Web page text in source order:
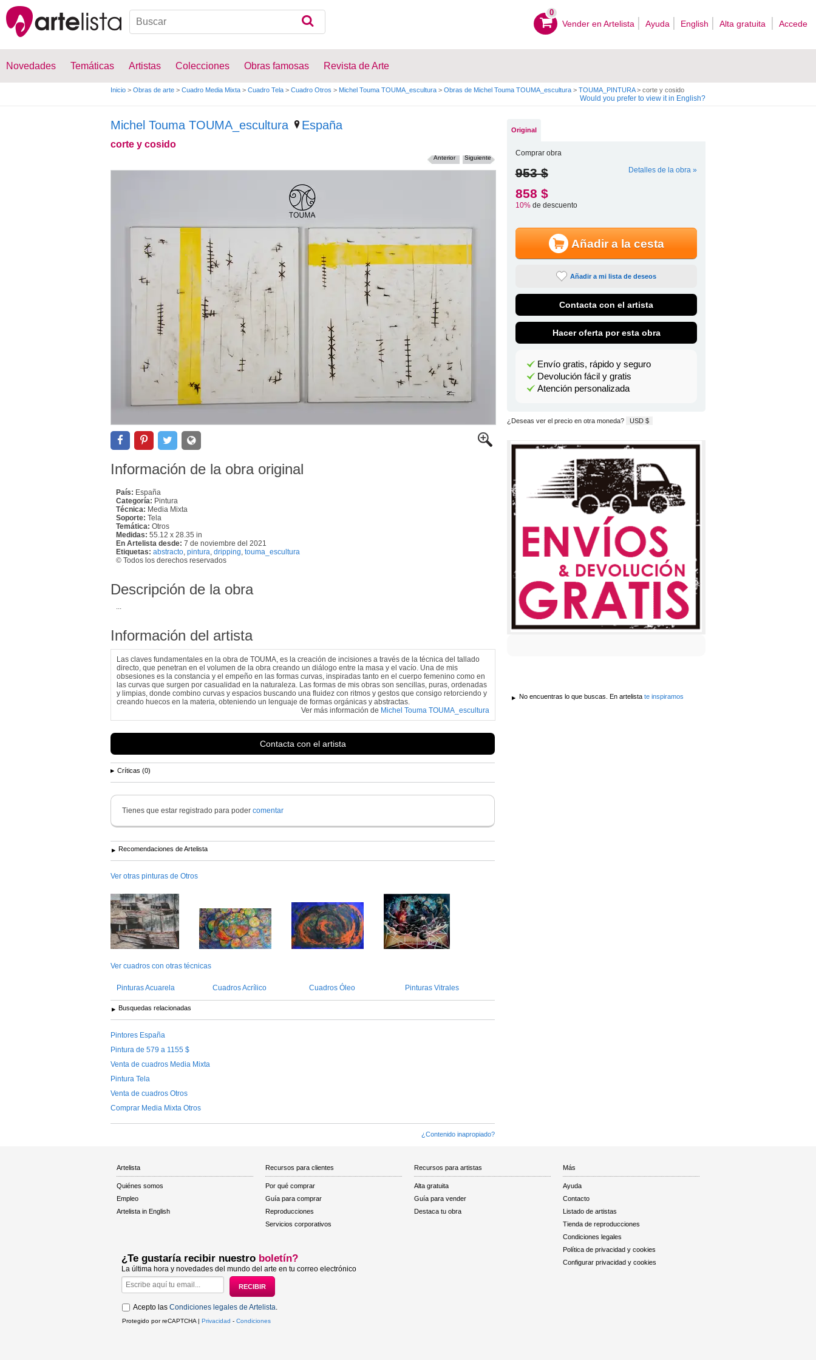
0
Vender en Artelista Ayuda English Alta gratuita Accede
Novedades Temáticas Artistas Colecciones Obras famosas Revista de Arte
Inicio > Obras de arte > Cuadro Media Mixta > Cuadro Tela > Cuadro Otros > Michel Touma TOUMA_escultura > Obras de Michel Touma TOUMA_escultura > TOUMA_PINTURA > corte y cosido
Would you prefer to view it in English?
Michel Touma TOUMA_escultura España
corte y cosido
Siguiente
Anterior
Información de la obra original
País: España
Categoría: Pintura
Técnica: Media Mixta
Soporte: Tela
Temática: Otros
Medidas: 55.12 x 28.35 in
En Artelista desde: 7 de noviembre del 2021
Etiquetas: abstracto pintura dripping touma_escultura
© Todos los derechos reservados
Descripción de la obra
Información del artista
Las claves fundamentales en la obra de TOUMA, es la creación de incisiones a través de la técnica del tallado
directo, que penetran en el volumen de la obra creando un diálogo entre la masa y el vacío. Una de mis
obsesiones es la constancia y el empeño en las formas curvas, inspiradas tanto en el cuerpo femenino como en
las curvas que surgen por casualidad en la naturaleza. Las formas de mis obras son sencillas, puras, ordenadas
y limpias, donde combino curvas y espacios buscando una fluidez con ritmos y gestos que consigo retorciendo y
creando huecos en la materia, obteniendo un lenguaje de formas orgánicas y abstractas.
Ver más información de Michel Touma TOUMA_escultura
Contacta con el artista
Críticas (0)
Tienes que estar registrado para poder comentar
Recomendaciones de Artelista
Ver otras pinturas de Otros
Ver cuadros con otras técnicas
Pinturas Acuarela Cuadros Acrílico Cuadros Óleo Pinturas Vitrales
Busquedas relacionadas
Pintores España
Pintura de 579 a 1155 $
Venta de cuadros Media Mixta
Pintura Tela
Venta de cuadros Otros
Comprar Media Mixta Otros
¿Contenido inapropiado?
Original
Comprar obra
953 $ Detalles de la obra »
858 $
10%de descuento
Añadir a la cesta
Añadir a mi lista de deseos
Contacta con el artista
Hacer oferta por esta obra
Envío gratis, rápido y seguro
Devolución fácil y gratis
Atención personalizada
¿Deseas ver el precio en otra moneda? USD $
No encuentras lo que buscas. En artelista te inspiramos
Artelista
Quiénes somos
Empleo
Artelista in English
Recursos para clientes
Por qué comprar
Guía para comprar
Reproducciones
Servicios corporativos
Recursos para artistas
Alta gratuita
Guía para vender
Destaca tu obra
Más
Ayuda
Contacto
Listado de artistas
Tienda de reproducciones
Condiciones legales
Política de privacidad y cookies
Configurar privacidad y cookies
¿Te gustaría recibir nuestro boletín?
La última hora y novedades del mundo del arte en tu correo electrónico
Acepto las Condiciones legales de Artelista
Protegido por reCAPTCHA | Privacidad - Condiciones